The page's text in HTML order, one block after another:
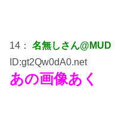
14： 名無しさん@MUD
ID:gt2Qw0dA0.net
あの画像あく